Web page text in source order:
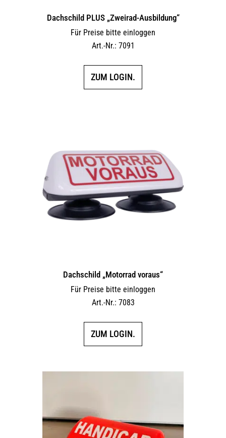
Dachschild PLUS „Zweirad-Ausbildung“
Für Preise bitte einloggen
Art.-Nr.: 7091
ZUM LOGIN.
Dachschild „Motorrad voraus“
Für Preise bitte einloggen
Art.-Nr.: 7083
ZUM LOGIN.